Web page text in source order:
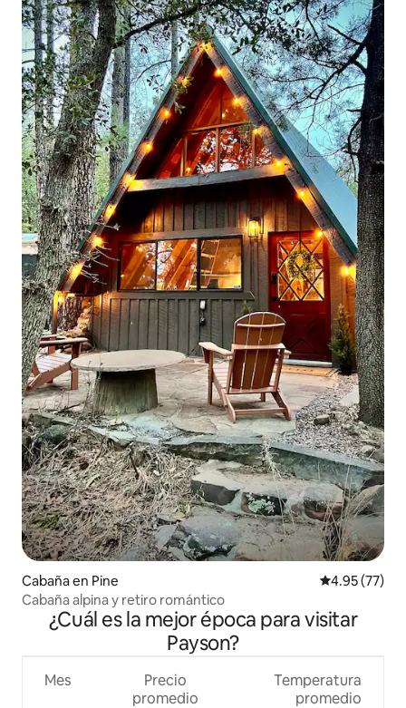
Cabaña en Pine Calificación
4.95 (77)
Cabaña alpina y retiro romántico
¿Cuál es la mejor época para visitar
Payson?
Mes
Precio
promedio
Temperatura
promedio